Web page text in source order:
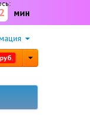
мин
руб.